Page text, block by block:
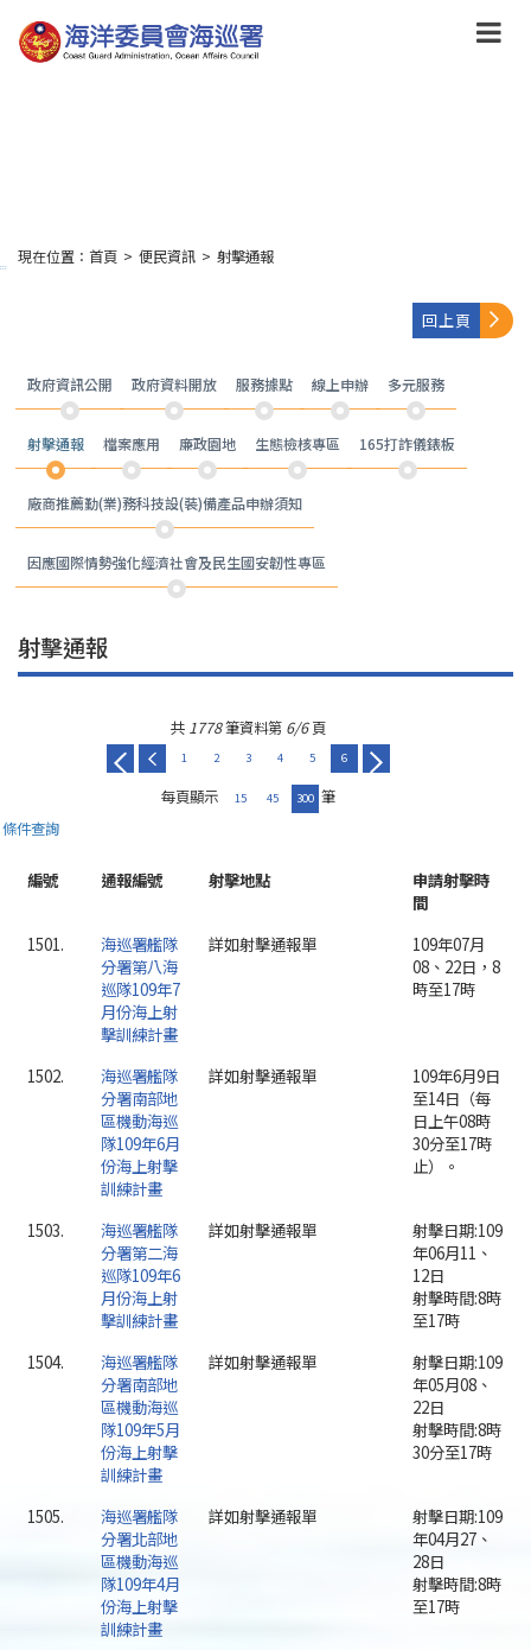
到
主
:::
現在位置： 首頁 > 便民資訊 > 射擊通報
回上頁
政府資訊公開 政府資料開放 服務據點 線上申辦 多元服務
射擊通報 檔案應用 廉政園地 生態檢核專區 165打詐儀錶板
廠商推薦勤(業)務科技設(裝)備產品申辦須知
因應國際情勢強化經濟社會及民生國安韌性專區
射擊通報
共 1778筆資料第 6/6頁
1 2 3 4 5 6
每頁顯示 15 45 300 筆
條件查詢
編號 通報編號 射擊地點
申請射擊時
間
1501.
海巡署艦隊
分署第八海
巡隊109年7
月份海上射
擊訓練計畫
詳如射擊通報單
109年07月
08、22日，8
時至17時
1502.
海巡署艦隊
分署南部地
區機動海巡
隊109年6月
份海上射擊
訓練計畫
詳如射擊通報單
109年6月9日
至14日（每
日上午08時
30分至17時
止）。
1503.
海巡署艦隊
分署第二海
巡隊109年6
月份海上射
擊訓練計畫
詳如射擊通報單
射擊日期:109
年06月11、
12日
射擊時間:8時
至17時
1504.
海巡署艦隊
分署南部地
區機動海巡
隊109年5月
份海上射擊
訓練計畫
詳如射擊通報單
射擊日期:109
年05月08、
22日
射擊時間:8時
30分至17時
1505.
海巡署艦隊
分署北部地
區機動海巡
隊109年4月
份海上射擊
訓練計畫
詳如射擊通報單
射擊日期:109
年04月27、
28日
射擊時間:8時
至17時